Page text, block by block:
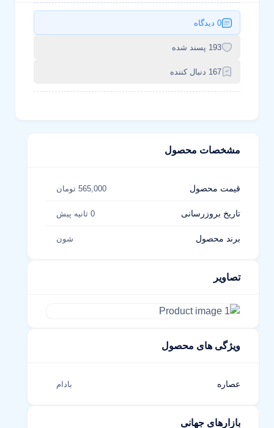
0 دیدگاه
193 پسند شده
167 دنبال کننده
مشخصات محصول
قیمت محصول 565,000 تومان
تاریخ بروزرسانی 0 ثانیه پیش
برند محصول شون
تصاویر
ویژگی های محصول
عصاره بادام
بازارهای جهانی